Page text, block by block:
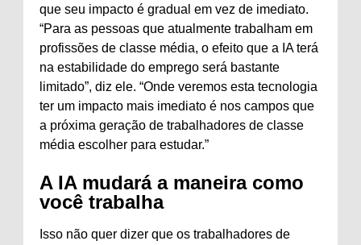
que seu impacto é gradual em vez de imediato.
“Para as pessoas que atualmente trabalham em
profissões de classe média, o efeito que a IA terá
na estabilidade do emprego será bastante
limitado”, diz ele. “Onde veremos esta tecnologia
ter um impacto mais imediato é nos campos que
a próxima geração de trabalhadores de classe
média escolher para estudar.”
A IA mudará a maneira como
você trabalha
Isso não quer dizer que os trabalhadores de